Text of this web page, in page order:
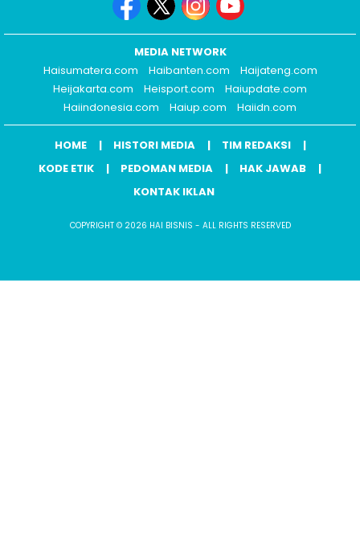
MEDIA NETWORK
Haisumatera.com
Haibanten.com
Haijateng.com
Heijakarta.com
Heisport.com
Haiupdate.com
Haiindonesia.com
Haiup.com Haiidn.com
HOME HISTORI MEDIA
TIM REDAKSI
KODE ETIK
PEDOMAN MEDIA
HAK JAWAB
KONTAK IKLAN
COPYRIGHT © 2026 HAI BISNIS - ALL RIGHTS RESERVED